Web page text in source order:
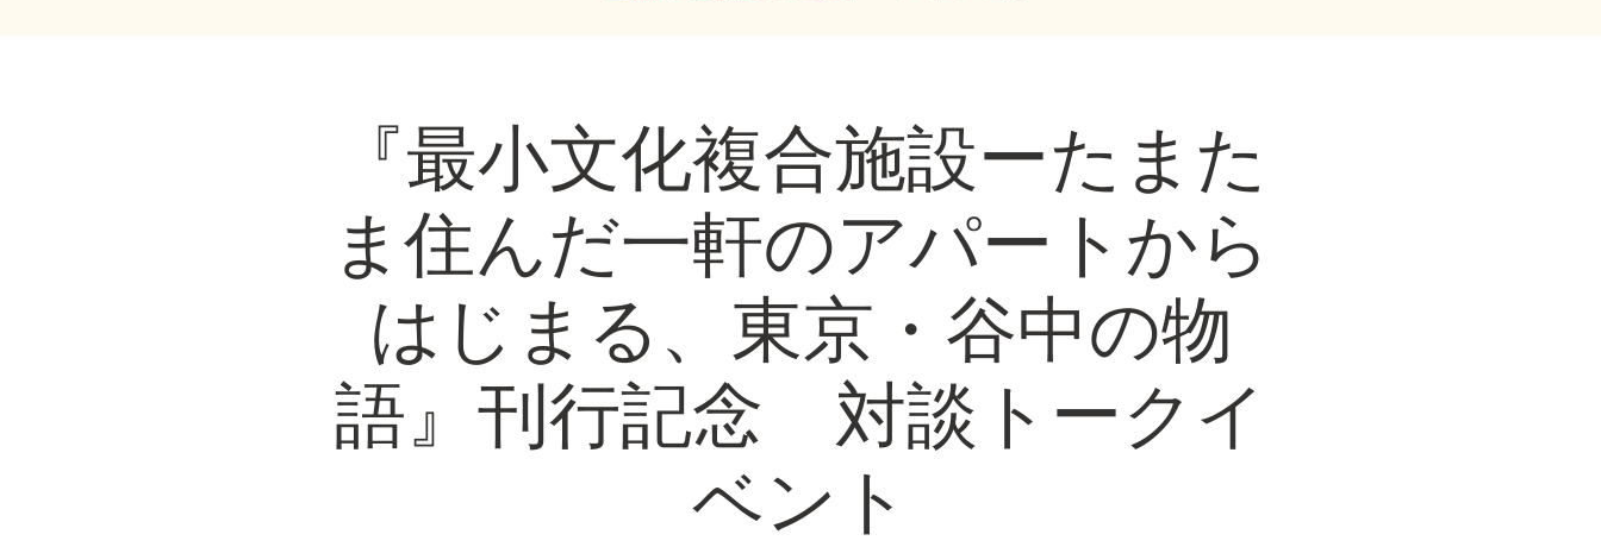
『最小文化複合施設ーたまた
ま住んだ一軒のアパートから
はじまる、東京・谷中の物
語』刊行記念 対談トークイ
ベント